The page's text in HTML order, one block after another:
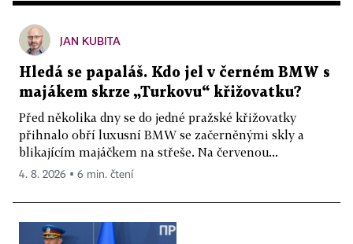
JAN KUBITA
Hledá se papaláš. Kdo jel v černém BMW s
majákem skrze „Turkovu“ křižovatku?
Před několika dny se do jedné pražské křižovatky
přihnalo obří luxusní BMW se začerněnými skly a
blikajícím majáčkem na střeše. Na červenou...
4. 8. 2026 ▪ 6 min. čtení